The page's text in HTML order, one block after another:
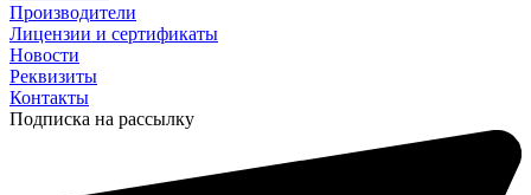
Производители
Лицензии и сертификаты
Новости
Реквизиты
Контакты
Подписка на рассылку